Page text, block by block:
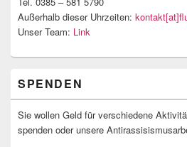
Außerhalb dieser Uhrzeiten:
Unser Team: Link
SPENDEN
Sie wollen Geld für verschiedene
spenden oder unsere